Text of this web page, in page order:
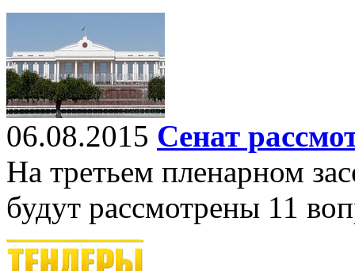
06.08.2015 Сенат
На третьем пленарном
будут рассмотрены 11